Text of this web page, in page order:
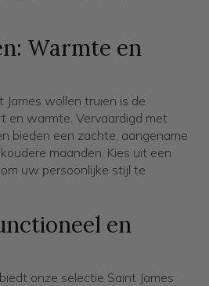
Warmte en
James wollen truien is de
en warmte. Vervaardigd met
bieden een zachte, aangename
maanden. Kies uit een
uw persoonlijke stijl te
en
onze selectie Saint James